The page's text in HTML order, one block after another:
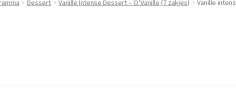
Dessert Vanille Intense Dessert – O’Vanille (7 zakjes) Vanille intens